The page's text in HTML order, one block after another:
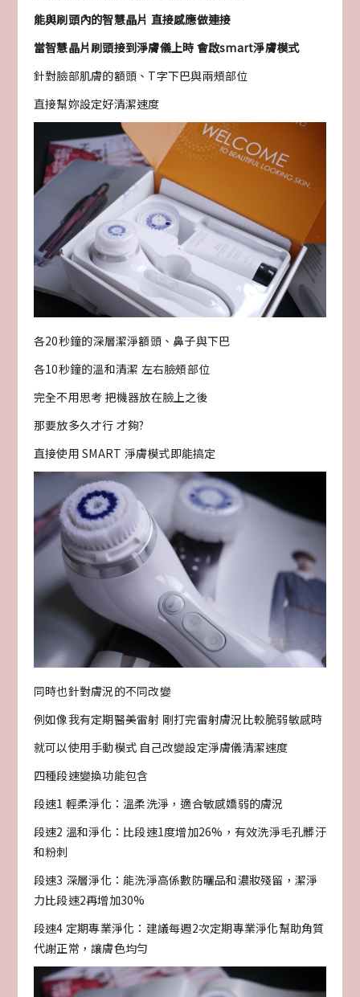
能與刷頭內的智慧晶片 直接感應做連接
當智慧晶片刷頭接到淨膚儀上時 會啟smart淨膚模式
針對臉部肌膚的額頭、T字下巴與兩頰部位
直接幫妳設定好清潔速度
各20秒鐘的深層潔淨額頭、鼻子與下巴
各10秒鐘的溫和清潔 左右臉頰部位
完全不用思考 把機器放在臉上之後
那要放多久才行 才夠?
直接使用 SMART 淨膚模式即能搞定
同時也針對膚況的不同改變
例如像我有定期醫美雷射 剛打完雷射膚況比較脆弱敏感時
就可以使用手動模式 自己改變設定淨膚儀清潔速度
四種段速變換功能包含
段速1 輕柔淨化：溫柔洗淨，適合敏感嬌弱的膚況
段速2 溫和淨化：比段速1度增加26%，有效洗淨毛孔髒汙
和粉刺
段速3 深層淨化：能洗淨高係數防曬品和濃妝殘留，潔淨
力比段速2再增加30%
段速4 定期專業淨化：建議每週2次定期專業淨化幫助角質
代謝正常，讓膚色均勻